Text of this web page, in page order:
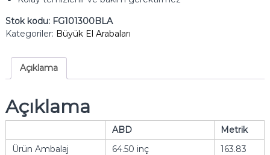
Stok kodu: FG101300BLA
Kategoriler: Büyük El Arabaları
Açıklama
Açıklama
ABD
Metrik
Ürün Ambalaj
64.50 inç
163.83